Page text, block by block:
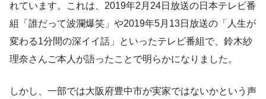
れています。これは、2019年2月24日放送の日本テレビ番
組「誰だって波瀾爆笑」や2019年5月13日放送の「人生が
変わる1分間の深イイ話」といったテレビ番組で、鈴木紗
理奈さんご本人が語ったことで明らかになりました。
しかし、一部では大阪府豊中市が実家ではないかという声